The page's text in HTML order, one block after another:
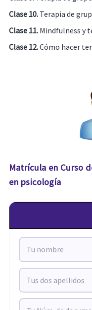
Clase 10. Terapia de
Clase 11. Mindfulness y
Clase 12.Cómo hacer
Matrícula en Curso
en psicología